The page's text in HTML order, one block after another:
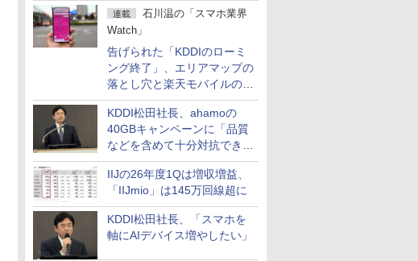
連載
石川温の「スマホ業界
Watch」
告げられた「KDDIのローミ
ング終了」、エリアマップの
落とし穴と楽天モバイルの課
題
KDDI松田社長、ahamoの
40GBキャンペーンに「品質
などを含めて十分対抗でき
る」
IIJの26年度1Qは増収増益、
「IIJmio」は145万回線超に
KDDI松田社長、「スマホを
軸にAIデバイス増やしたい」